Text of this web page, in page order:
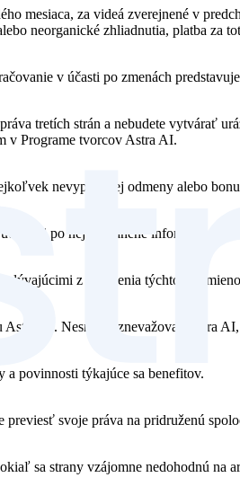
mesiaca, za videá zverejnené v
neorganické zhliadnutia, platba za
v účasti po zmenách
tretích strán a nebudete vytvárať
v Programe tvorcov Astra AI.
nevyplatenej odmeny alebo
aj po nej. Chránené informácie
z porušenia týchto
Astra AI. Nesmiete znevažovať Astra
a povinnosti týkajúce sa benefitov.
svoje práva na pridruženú
sa strany vzájomne nedohodnú na